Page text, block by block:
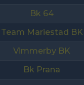
Bk 64
Team Mariestad BK
Vimmerby BK
Bk Prana